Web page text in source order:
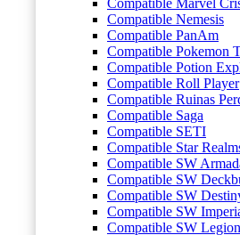
Compatible Marvel
Compatible Nemesis
Compatible PanAm
Compatible Pokemon
Compatible Potion
Compatible Roll Player
Compatible Ruinas
Compatible Saga
Compatible SETI
Compatible Star
Compatible SW
Compatible SW
Compatible SW
Compatible SW
Compatible SW Legion